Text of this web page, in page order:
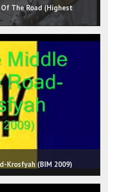
The Road (Highest
Krosfyah (BIM 2009)